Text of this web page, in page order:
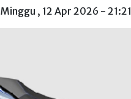
Minggu , 12 Apr 2026 - 21:21